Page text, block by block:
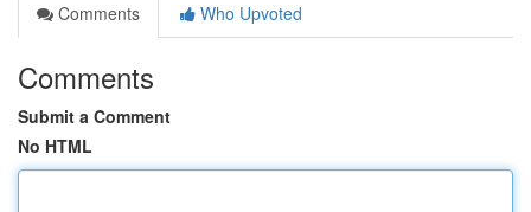
Comments
Who Upvoted
Comments
Submit a Comment
No HTML